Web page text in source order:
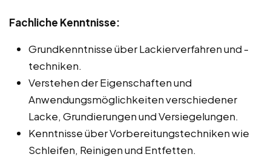
Fachliche Kenntnisse:
Grundkenntnisse über Lackierverfahren und -
techniken.
Verstehen der Eigenschaften und
Anwendungsmöglichkeiten verschiedener
Lacke, Grundierungen und Versiegelungen.
Kenntnisse über Vorbereitungstechniken wie
Schleifen, Reinigen und Entfetten.